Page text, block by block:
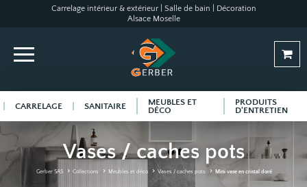
Carrelage intérieur & extérieur | Salle de bain | Décoration
Alsace Moselle
CARRELAGE SANITAIRE
MEUBLES ET
DÉCO
PRODUITS
D'ENTRETIEN
Vases / caches pots
Gerber SAS Collections Meubles et déco Vases / caches pots Mini vase en cristal doré